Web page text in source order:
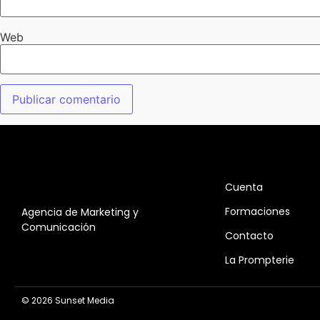
Web
Agencia de Marketing y
Comunicación
Cuenta
Formaciones
Contacto
La Prompterie
© 2026 Sunset Media